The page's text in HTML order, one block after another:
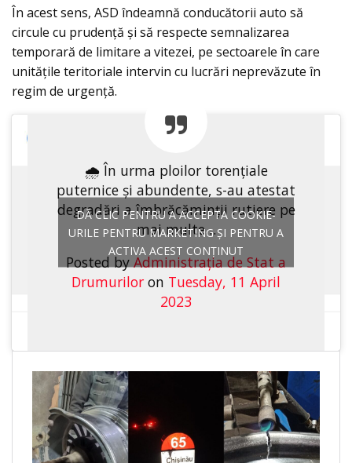
În acest sens, ASD îndeamnă conducătorii auto să
circule cu prudență și să respecte semnalizarea
temporară de limitare a vitezei, pe sectoarele în care
unitățile teritoriale intervin cu lucrări neprevăzute în
regim de urgență.
🌧 În urma ploilor torențiale
puternice și abundente, s-au atestat
degradări a îmbrăcăminții rutiere pe
mai multe…
Posted byAdministraţia de Stat a
Drumurilor on Tuesday, 11 April
2023
DĂ CLIC PENTRU A ACCEPTA COOKIE-
URILE PENTRU MARKETING ȘI PENTRU A
ACTIVA ACEST CONȚINUT